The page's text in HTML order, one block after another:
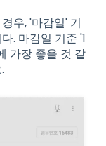
우, '마감일' 기
. 마감일 기준 '1
가장 좋을 것 같
.